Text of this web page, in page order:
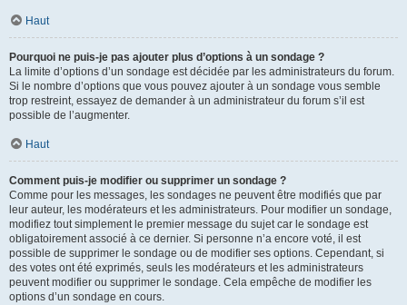
Haut
Pourquoi ne puis-je pas ajouter plus d’options à un sondage ?
La limite d’options d’un sondage est décidée par les administrateurs du forum.
Si le nombre d’options que vous pouvez ajouter à un sondage vous semble
trop restreint, essayez de demander à un administrateur du forum s’il est
possible de l’augmenter.
Haut
Comment puis-je modifier ou supprimer un sondage ?
Comme pour les messages, les sondages ne peuvent être modifiés que par
leur auteur, les modérateurs et les administrateurs. Pour modifier un sondage,
modifiez tout simplement le premier message du sujet car le sondage est
obligatoirement associé à ce dernier. Si personne n’a encore voté, il est
possible de supprimer le sondage ou de modifier ses options. Cependant, si
des votes ont été exprimés, seuls les modérateurs et les administrateurs
peuvent modifier ou supprimer le sondage. Cela empêche de modifier les
options d’un sondage en cours.